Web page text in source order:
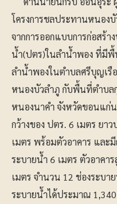
โครงการชลประทานหนองบั
จากการออกแบบการก่อสร้า
น้ำ(ปตร)ในลำน้ำพอง ที่มีพื้
ลำน้ำพองในตำบลศรีบุญเรื
หนองบัวลำภู กับพื้นที่ตำบล
หนองนาคำ จังหวัดขอนแก่
กว้างของ ปตร. 6 เมตร ยา
เมตร พร้อมตัวอาคาร และ
ระบายน้ำ 6 เมตร ตัวอาคา
เมตร จำนวน 12 ช่องระบา
ระบายน้ำได้ประมาณ